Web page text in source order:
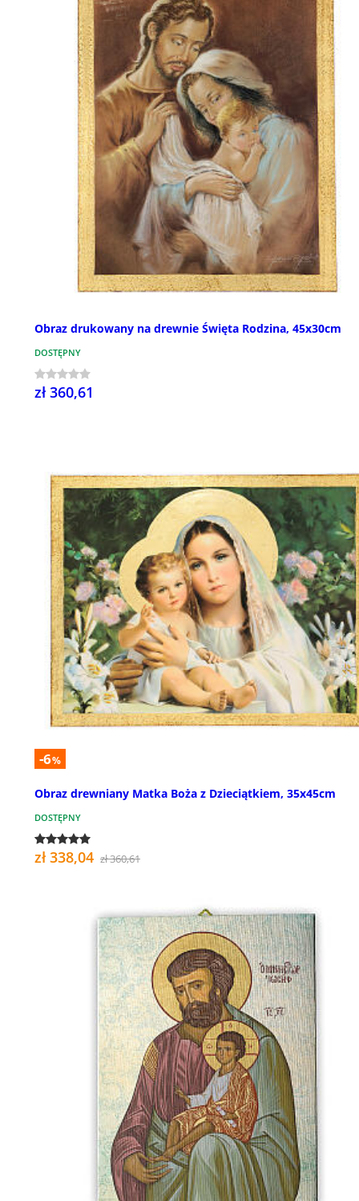
Obraz drukowany na drewnie Święta Rodzina, 45x30cm
DOSTĘPNY
zł 360,61
-6%
Obraz drewniany Matka Boża z Dzieciątkiem, 35x45cm
DOSTĘPNY
zł 338,04 zł 360,61